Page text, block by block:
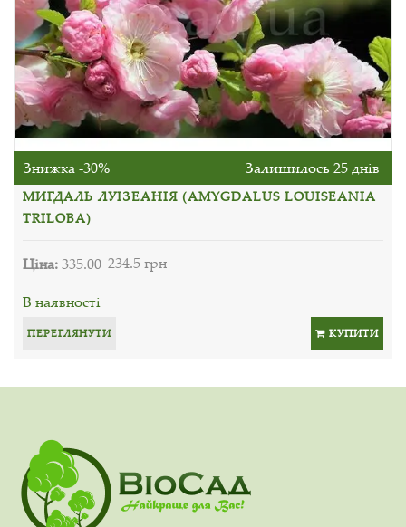
Знижка -30% Залишилось 25 днів
МИГДАЛЬ ЛУІЗЕАНІЯ (AMYGDALUS LOUISEANIA
TRILOBA)
Ціна:335.00 234.5 грн
В наявності
ПЕРЕГЛЯНУТИ КУПИТИ